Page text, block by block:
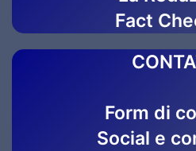
Fact
Form di
Social e